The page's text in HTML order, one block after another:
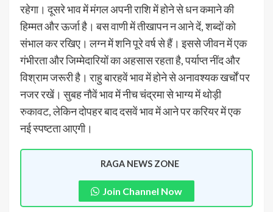
रहेगा। दूसरे भाव में मंगल अपनी राशि में होने से धन कमाने की
हिम्मत और ऊर्जा है। बस वाणी में तीखापन न आने दें, शब्दों को
संभाल कर रखिए। लग्न में शनि पूरे वर्ष से हैं। इससे जीवन में एक
गंभीरता और जिम्मेदारियों का अहसास रहता है, पर्याप्त नींद और
विश्राम जरूरी है। राहु बारहवें भाव में होने से अनावश्यक खर्चों पर
नजर रखें। सुबह नौवें भाव में नीच चंद्रमा से भाग्य में थोड़ी
रुकावट, लेकिन दोपहर बाद दसवें भाव में आने पर करियर में एक
नई स्पष्टता आएगी।
RAGA NEWS ZONE
Join Channel Now